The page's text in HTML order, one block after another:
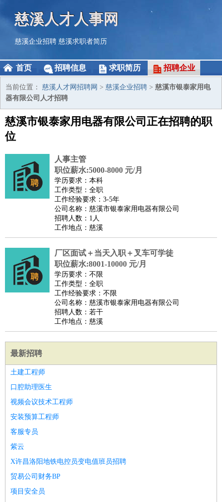
慈溪人才人事网
慈溪企业招聘 慈溪求职者简历
首页 招聘信息 求职简历 招聘企业
当前位置： 慈溪人才网招聘网 > 慈溪企业招聘 > 慈溪市银泰家用电
器有限公司人才招聘
慈溪市银泰家用电器有限公司正在招聘的职
位
人事主管
职位薪水:5000-8000 元/月
学历要求：本科
工作类型：全职
工作经验要求：3-5年
公司名称：慈溪市银泰家用电器有限公司
招聘人数：1人
工作地点：慈溪
厂区面试＋当天入职＋叉车可学徒
职位薪水:8001-10000 元/月
学历要求：不限
工作类型：全职
工作经验要求：不限
公司名称：慈溪市银泰家用电器有限公司
招聘人数：若干
工作地点：慈溪
最新招聘
土建工程师
口腔助理医生
视频会议技术工程师
安装预算工程师
客服专员
紫云
X许昌洛阳地铁电控员变电值班员招聘
贸易公司财务BP
项目安全员